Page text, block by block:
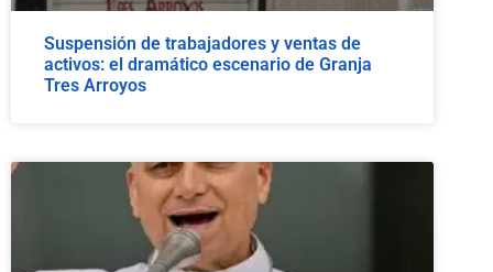
Suspensión de trabajadores y ventas de
activos: el dramático escenario de Granja
Tres Arroyos